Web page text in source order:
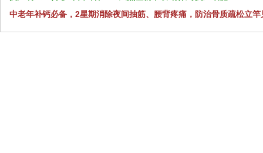
中老年补钙必备，2星期消除夜间抽筋、腰背疼痛，防治骨质疏松立竿